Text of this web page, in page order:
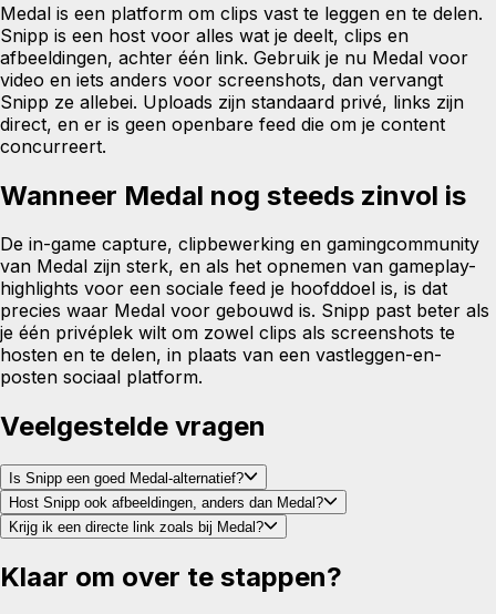
Medal is een platform om clips vast te leggen en te delen.
Snipp is een host voor alles wat je deelt, clips en
afbeeldingen, achter één link. Gebruik je nu Medal voor
video en iets anders voor screenshots, dan vervangt
Snipp ze allebei. Uploads zijn standaard privé, links zijn
direct, en er is geen openbare feed die om je content
concurreert.
Wanneer Medal nog steeds zinvol is
De in-game capture, clipbewerking en gamingcommunity
van Medal zijn sterk, en als het opnemen van gameplay-
highlights voor een sociale feed je hoofddoel is, is dat
precies waar Medal voor gebouwd is. Snipp past beter als
je één privéplek wilt om zowel clips als screenshots te
hosten en te delen, in plaats van een vastleggen-en-
posten sociaal platform.
Veelgestelde vragen
Is Snipp een goed Medal-alternatief?
Host Snipp ook afbeeldingen, anders dan Medal?
Krijg ik een directe link zoals bij Medal?
Klaar om over te stappen?